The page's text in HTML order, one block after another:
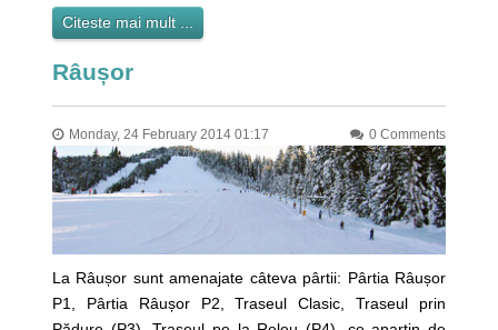
Citeste mai mult ...
Râușor
Monday, 24 February 2014 01:17 0 Comments
La Râușor sunt amenajate câteva pârtii: Pârtia Râușor
P1, Pârtia Râușor P2, Traseul Clasic, Traseul prin